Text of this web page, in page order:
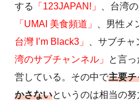
する
「123JAPAN!」
、台湾
「UMAI 美食頻道」
、男性
台灣 I’m Black3」
、サブチ
湾のサブチャンネル」
と言
営している。その中で主要チ
かさないというのは相当の努